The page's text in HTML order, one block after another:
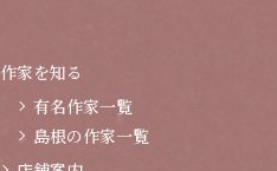
作家を知る
有名作家一覧
島根の作家一覧